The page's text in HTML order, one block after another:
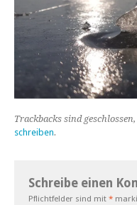
Trackbacks sind
schreiben.
Schreibe einen
Pflichtfelder sind mit *